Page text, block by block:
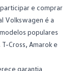
e comprar
Volkswagen é a
populares
T-Cross, Amarok e
garantia